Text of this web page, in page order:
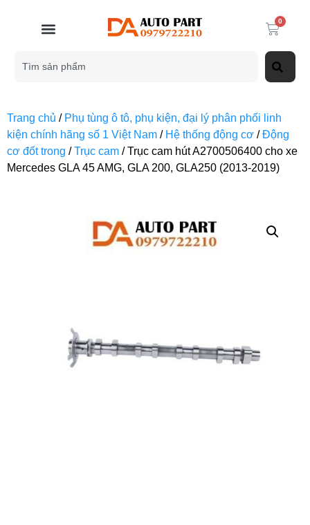
0
Trang chủ / Phụ tùng ô tô, phụ kiện, đại lý phân phối linh
kiện chính hãng số 1 Việt Nam / Hệ thống động cơ /Động
cơ đốt trong /Trục cam / Trục cam hút A2700506400 cho xe
Mercedes GLA 45 AMG, GLA 200, GLA250 (2013-2019)